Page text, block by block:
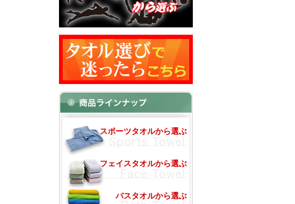
スポーツタオルから選ぶ
フェイスタオルから選ぶ
バスタオルから選ぶ